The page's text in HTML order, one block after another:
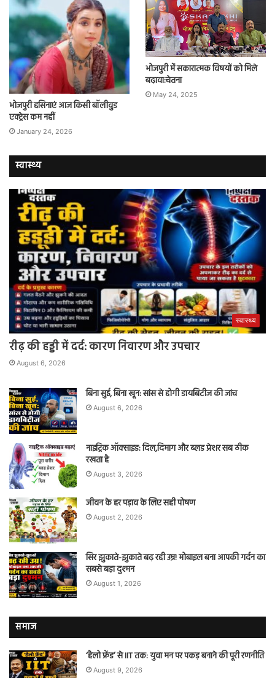
भोजपुरी हसिनाएं आज किसी बॉलीवुड
एक्ट्रेस कम नहीं
January 24, 2026
भोजपुरी में सकारात्मक विषयों को मिले
बढ़ावा:चेतना
May 24, 2025
स्वास्थ्य
स्वास्थ्य
रीढ़ की हड्डी में दर्द: कारण निवारण और उपचार
August 6, 2026
बिना सुई, बिना खून: सांस से होगी डायबिटीज की जांच
August 6, 2026
नाइट्रिक ऑक्साइड: दिल,दिमाग और ब्लड प्रेशर सब ठीक
रखता है
August 3, 2026
जीवन के हर पड़ाव के लिए सही पोषण
August 2, 2026
सिर झुकाते-झुकाते बढ़ रही उम्र! मोबाइल बना आपकी गर्दन का
सबसे बड़ा दुश्मन
August 1, 2026
समाज
‘हैलो फ्रेंड’ से IIT तक: युवा मन पर पकड़ बनाने की पूरी रणनीति
August 9, 2026